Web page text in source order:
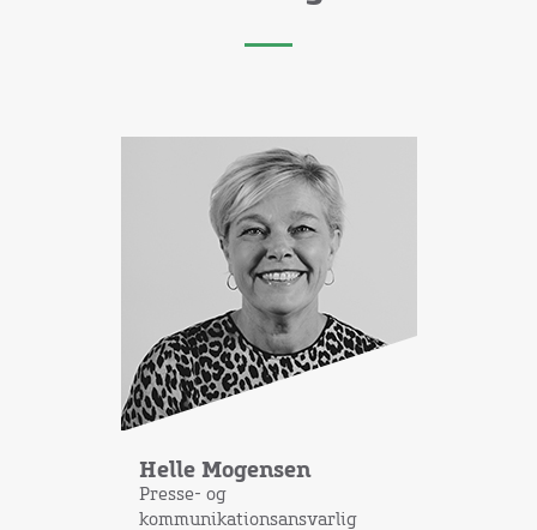
Helle Mogensen
Presse- og
kommunikationsansvarlig